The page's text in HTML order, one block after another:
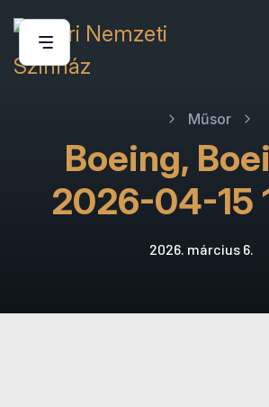
Műsor
Boeing,
2026-04-15
2026. március 6.